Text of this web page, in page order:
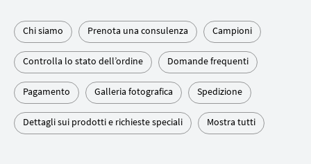
Chi siamo Prenota una consulenza Campioni
Controlla lo stato dell’ordine Domande frequenti
Pagamento Galleria fotografica Spedizione
Dettagli sui prodotti e richieste speciali Mostra tutti